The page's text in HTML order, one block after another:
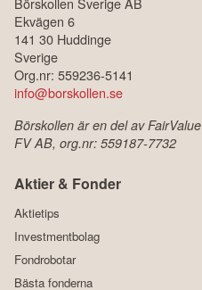
Ekvägen 6
141 30 Huddinge
Sverige
Org.nr: 559236-5141
info@borskollen.se
Börskollen är en del av FairValue
FV AB, org.nr: 559187-7732
Aktier & Fonder
Aktietips
Investmentbolag
Fondrobotar
Bästa fonderna